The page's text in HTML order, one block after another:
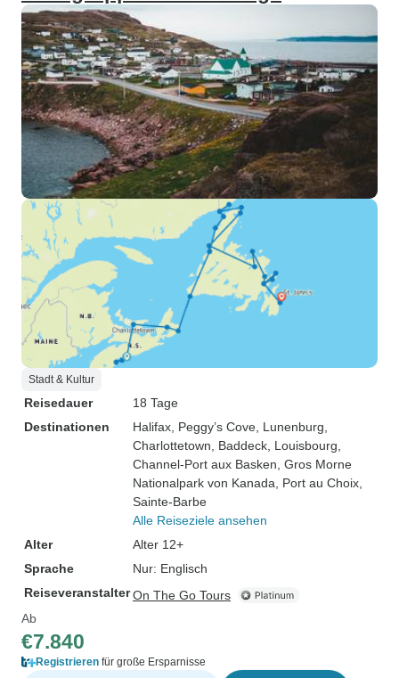
Stadt & Kultur
Reisedauer
18 Tage
Destinationen
Halifax , Peggy’s Cove , Lunenburg
Charlottetown , Baddeck , Louisbourg
Channel-Port aux Basken , Gros Morne
Nationalpark von Kanada , Port au Choix
Sainte-Barbe
Alle Reiseziele ansehen
Alter
Alter 12+
Sprache
Nur: Englisch
ReiseveranstalterOn The Go Tours
Ab
€7.840
Registrieren für große Ersparnisse